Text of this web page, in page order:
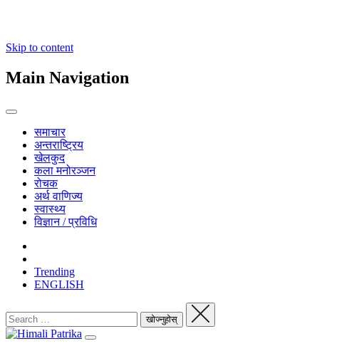
Skip to content
Main Navigation
समाचार
अन्तराष्ट्रिय
खेलकुद
कला मनोरञ्जन
रोचक
अर्थ वाणिज्य
स्वास्थ्य
विज्ञान / प्रविधि
Trending
ENGLISH